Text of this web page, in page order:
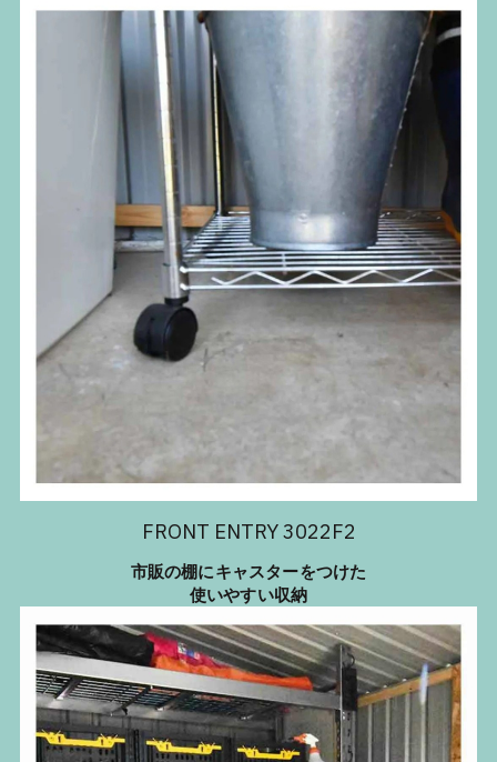
FRONT ENTRY 3022F2
市販の棚にキャスターをつけた
使いやすい収納